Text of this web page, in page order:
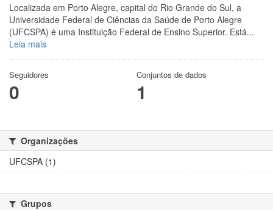
Localizada em Porto Alegre, capital do Rio Grande do Sul, a
Universidade Federal de Ciências da Saúde de Porto Alegre
(UFCSPA) é uma Instituição Federal de Ensino Superior. Está...
Leia mais
Seguidores
0
Conjuntos de dados
1
Organizações
UFCSPA (1)
Grupos